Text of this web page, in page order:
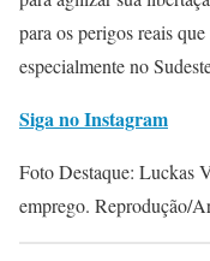
para os perigos reais
especialmente no
Siga no Instagram
Foto Destaque: Luckas
emprego. Reprodução/